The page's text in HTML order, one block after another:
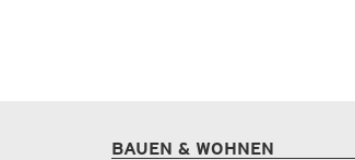
BAUEN & WOHNEN